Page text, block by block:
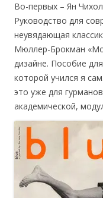
Во-первых – Ян
Руководство для
неувядающая
Мюллер-Брокман
дизайне. Пособие
которой учился я
это уже для
академической,